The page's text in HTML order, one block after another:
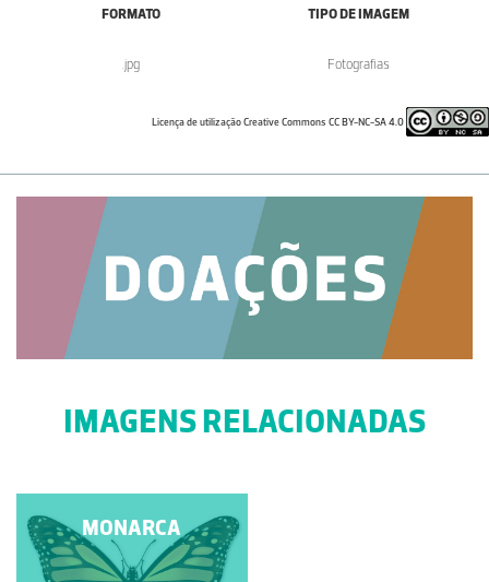
FORMATO
.jpg
TIPO DE IMAGEM
Fotografias
Licença de utilização Creative Commons CC BY-NC-SA 4.0
IMAGENS RELACIONADAS
PALOMENA PRASINA
MONARCA